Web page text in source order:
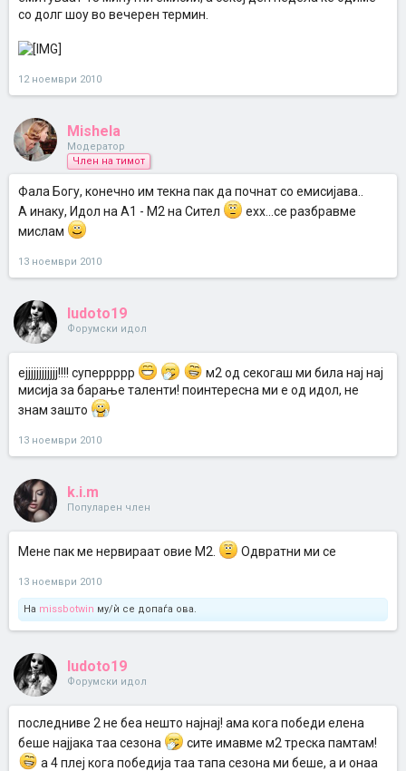
со долг шоу во вечерен термин.
12 ноември 2010
Mishela
Модератор
Член на тимот
Фала Богу, конечно им текна пак да почнат со емисијава..
А инаку, Идол на А1 - М2 на Сител
ехх...се разбравме
мислам
13 ноември 2010
ludoto19
Форумски идол
ејјјјјјјјјјјј!!!! суперрррр
м2 од секогаш ми била нај нај
мисија за барање таленти! поинтересна ми е од идол, не
знам зашто
13 ноември 2010
k.i.m
Популарен член
Мене пак ме нервираат овие М2. Одвратни ми се
13 ноември 2010
На missbotwin му/ѝ се допаѓа ова.
ludoto19
Форумски идол
последниве 2 не беа нешто најнај! ама кога победи елена
беше најјака таа сезона
сите имавме м2 треска памтам!
а 4 плеј кога победија таа тапа сезона ми беше, а и онаа